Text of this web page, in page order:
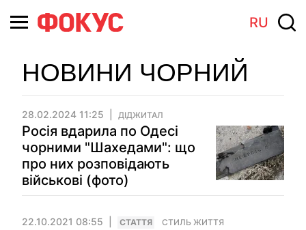
RU
НОВИНИ ЧОРНИЙ
28.02.2024 11:25 ДІДЖИТАЛ
Росія вдарила по Одесі
чорними "Шахедами": що
про них розповідають
військові (фото)
22.10.2021 08:55 СТАТТЯ СТИЛЬ ЖИТТЯ